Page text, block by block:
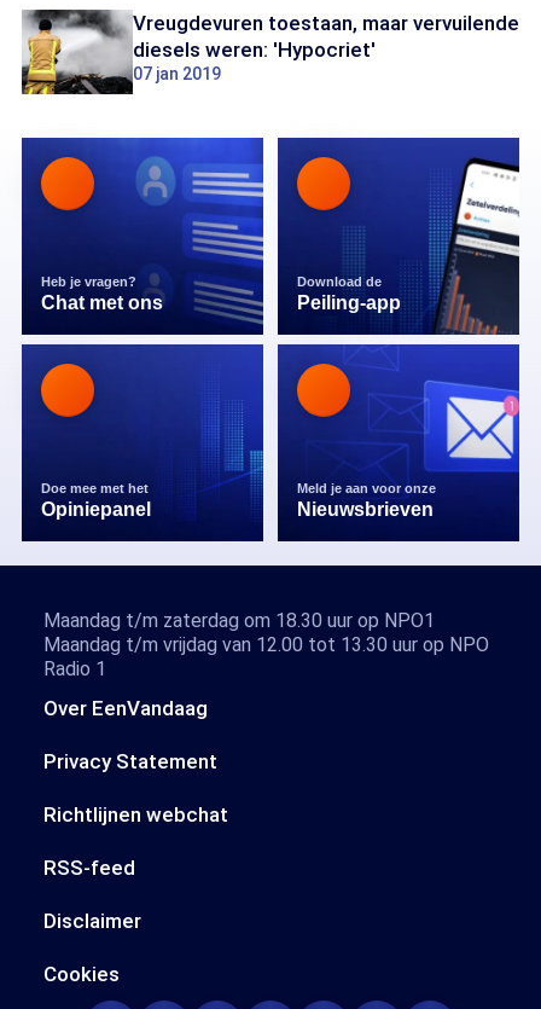
Vreugdevuren toestaan, maar vervuilende
diesels weren: 'Hypocriet'
07 jan 2019
Heb je vragen?
Chat met ons
Download de
Peiling-app
Doe mee met het
Opiniepanel
Meld je aan voor onze
Nieuwsbrieven
Over EenVandaag
Privacy Statement
Richtlijnen webchat
RSS-feed
Disclaimer
Cookies
Maandag t/m zaterdag om 18.30 uur op NPO1
Maandag t/m vrijdag van 12.00 tot 13.30 uur op NPO
Radio 1